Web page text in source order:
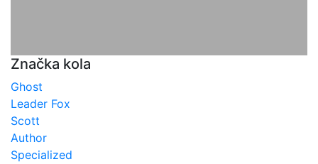
Značka kola
Ghost
Leader Fox
Scott
Author
Specialized